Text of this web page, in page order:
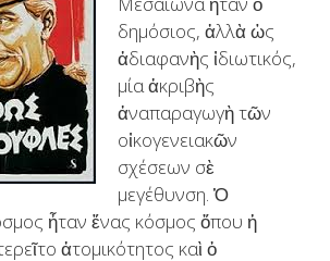
δημόσιος, ἀλλὰ ὡς
ἀδιαφανὴς ἰδιωτικός,
μία ἀκριβὴς
ἀναπαραγωγὴ τῶν
οἰκογενειακῶν
σχέσεων σὲ
μεγέθυνση. Ὁ
ἦταν ἕνας κόσμος ὅπου ἡ
ἀτομικότητος καὶ ὁ